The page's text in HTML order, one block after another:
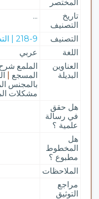
المختصر
تاريخ
التصنيف
...
التصنيف
218-9 | التصوف الإسلامي
اللغة
عربي
العناوين
البديلة
الملمع
المسجع
بالمجنس
مشكلات
هل حقق
في رسالة
علمية ؟
هل
المخطوط
مطبوع ؟
الملاحظات
مراجع
التوثيق